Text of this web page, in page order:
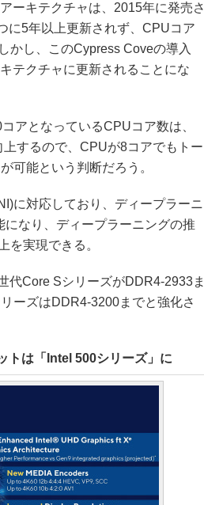
ーキテクチャは、2015年に発売さ
に5年以上更新されず、CPUコア
かし、このCypress Coveの導入
テクチャに更新されることにな
アとなっているCPUコア数は、
するので、CPUが8コアでもトー
可能という判断だろう。
に対応しており、ディープラーニ
なり、ディープラーニングの推
を実現できる。
Core SシリーズがDDR4-2933ま
ーズはDDR4-3200までと強化さ
トは「Intel 500シリーズ」に